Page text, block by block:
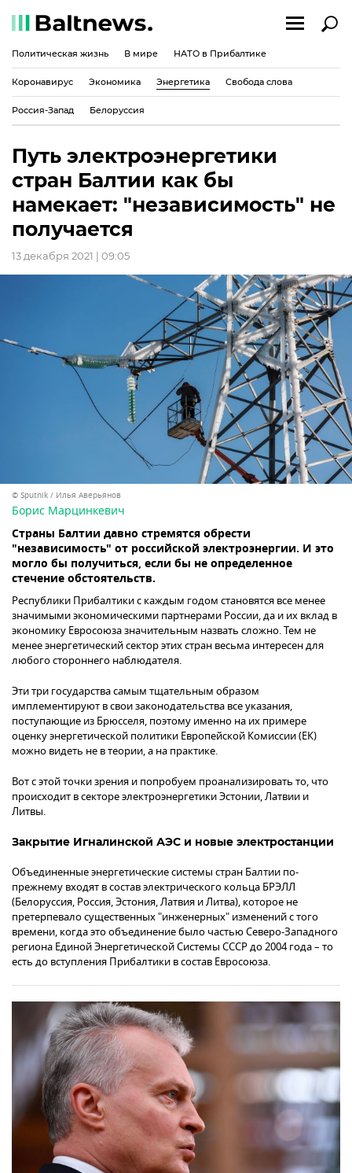
Политическая жизнь В мире НАТО в Прибалтике
Коронавирус Экономика Энергетика Свобода слова
Россия-Запад Белоруссия
Путь электроэнергетики
стран Балтии как бы
намекает: "независимость" не
получается
13 декабря 2021 | 09:05
© Sputnik / Илья Аверьянов
Борис Марцинкевич
Страны Балтии давно стремятся обрести
"независимость" от российской электроэнергии. И это
могло бы получиться, если бы не определенное
стечение обстоятельств.
Республики Прибалтики с каждым годом становятся все менее
значимыми экономическими партнерами России, да и их вклад в
экономику Евросоюза значительным назвать сложно. Тем не
менее энергетический сектор этих стран весьма интересен для
любого стороннего наблюдателя.
Эти три государства самым тщательным образом
имплементируют в свои законодательства все указания,
поступающие из Брюсселя, поэтому именно на их примере
оценку энергетической политики Европейской Комиссии (ЕК)
можно видеть не в теории, а на практике.
Вот с этой точки зрения и попробуем проанализировать то, что
происходит в секторе электроэнергетики Эстонии, Латвии и
Литвы.
Закрытие Игналинской АЭС и новые электростанции
Объединенные энергетические системы стран Балтии по-
прежнему входят в состав электрического кольца БРЭЛЛ
(Белоруссия, Россия, Эстония, Латвия и Литва), которое не
претерпевало существенных "инженерных" изменений с того
времени, когда это объединение было частью Северо-Западного
региона Единой Энергетической Системы СССР до 2004 года – то
есть до вступления Прибалтики в состав Евросоюза.